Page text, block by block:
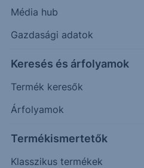
Média hub
Gazdasági adatok
Keresés és árfolyamok
Termék keresők
Árfolyamok
Termékismertetők
Klasszikus termékek
Előző záró:
Árfolyamértesítő rögzítése
További információk kérése